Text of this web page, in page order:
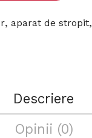
, aparat de stropit,
Descriere
Opinii (0)